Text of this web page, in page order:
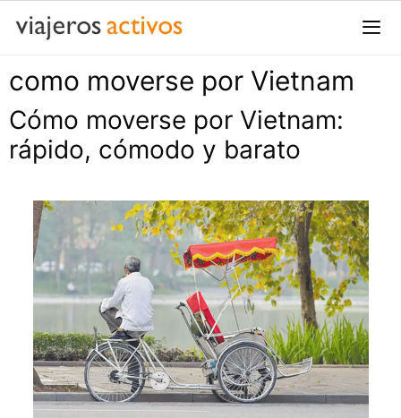
Saltar
contenido
como moverse por Vietnam
Cómo moverse por Vietnam:
rápido, cómodo y barato